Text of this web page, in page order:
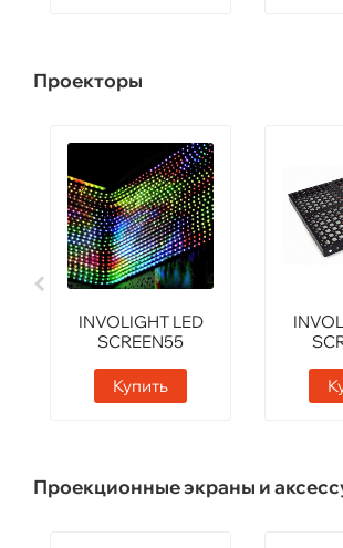
Проекторы
INVOLIGHT LED
SCREEN55
Купить
Проекционные экраны и